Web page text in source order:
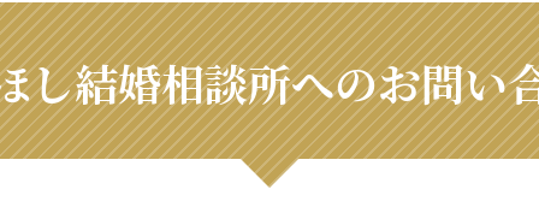
し結婚相談所へのお問い